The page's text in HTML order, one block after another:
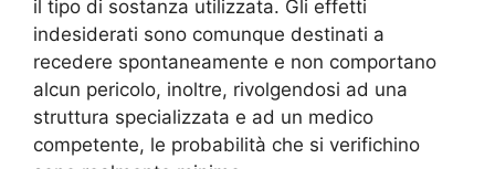
il tipo di sostanza utilizzata. Gli effetti
indesiderati sono comunque destinati a
recedere spontaneamente e non comportano
alcun pericolo, inoltre, rivolgendosi ad una
struttura specializzata e ad un medico
competente, le probabilità che si verifichino